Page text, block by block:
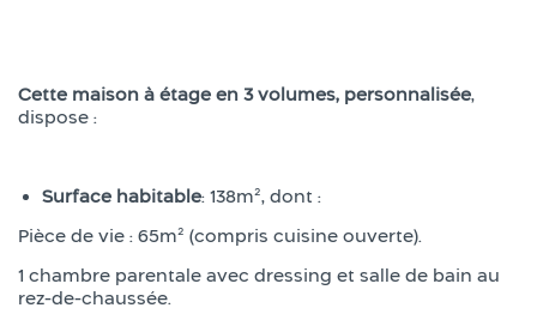
Cette maison à étage en 3 volumes, personnalisée,
dispose :
Surface habitable: 138m², dont :
Pièce de vie : 65m² (compris cuisine ouverte).
1 chambre parentale avec dressing et salle de bain au
rez-de-chaussée.